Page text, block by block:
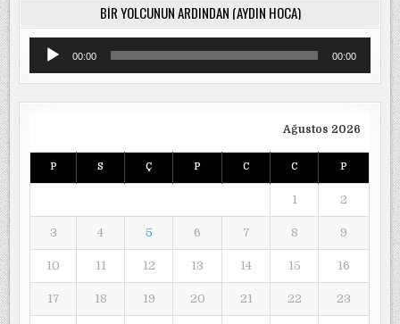
BIR YOLCUNUN ARDINDAN (AYDIN HOCA)
Ses
oynatıcı00:00 00:00
Ağustos 2026
P S Ç P C C P
1 2
3 4 5 6 7 8 9
10 11 12 13 14 15 16
17 18 19 20 21 22 23